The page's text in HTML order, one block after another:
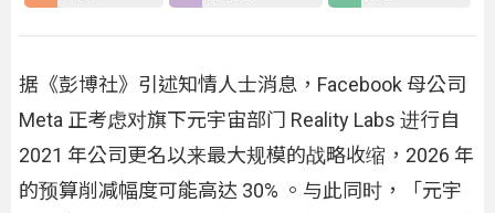
据《彭博社》引述知情人士消息，Facebook 母公司
Meta 正考虑对旗下元宇宙部门 Reality Labs 进行自
2021 年公司更名以来最大规模的战略收缩，2026 年
的预算削减幅度可能高达 30% 。与此同时，「元宇